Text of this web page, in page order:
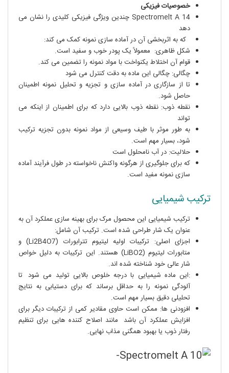
خصوصیات فیزیکی
Spectromelt A 14 چندین ویژگی فیزیکی کلیدی را نشان می
دهد
که به اثربخشی آن در آماده سازی نمونه کمک می کند:
شکل ظاهری: معمولاً یک پودر خوب و سفید است.
قوام آن اختلاط یکنواخت با مواد نمونه را تضمین می کند.
چگالی: چگالی این ماده به دقت کنترل می شود
تا از سازگاری در آماده سازی و تجزیه و تحلیل نمونه اطمینان
حاصل شود.
نقطه ذوب: نقطه ذوب بالایی دارد که برای اطمینان از اینکه می
تواند
به طور موثر با طیف وسیعی از مواد نمونه بدون تجزیه ترکیب
شود، بسیار مهم است.
حلالیت: در آب نامحلول است
که برای جلوگیری از هرگونه واکنش ناخواسته در طول فرآیند آماده
سازی نمونه مفید است.
ترکیب شیمیایی
ترکیب شیمیایی این محصول مرک برای بهینه سازی عملکرد آن به
عنوان یک شار طراحی شده است. ترکیب آن شامل:
اجزای اصلی: ترکیبات اولیه لیتیوم تترابورات (Li2B4O7) و
متابورات لیتیوم (LiBO2) هستند. این ترکیبات به دلیل خواص
شار عالی خود شناخته شده اند.
:این ماده شیمیایی با درجه خلوص بالایی تولید می شود. تا
آلودگی نمونه را به حداقل برساند که برای دستیابی به نتایج
تحلیلی دقیق بسیار مهم است.
افزودنی ها: ممکن است حاوی مقادیر کمی از ترکیبات دیگر برای
افزایش عملکرد آن باشد مانند اصلاح کننده هایی برای تنظیم
رفتار ذوب یا بهبود همگنی مذاب نهایی.